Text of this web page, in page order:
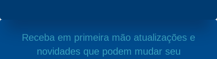
Receba em primeira mão atualizações e
novidades que podem mudar seu